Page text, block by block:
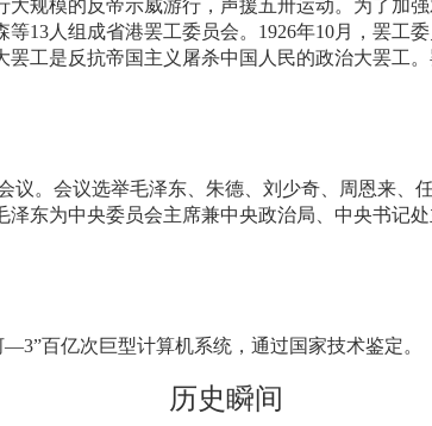
规模的反帝示威游行，声援五卅运动。为了加
13人组成省港罢工委员会。1926年10月，罢工
工是反抗帝国主义屠杀中国人民的政治大罢工
。会议选举毛泽东、朱德、刘少奇、周恩来、
东为中央委员会主席兼中央政治局、中央书记
百亿次巨型计算机系统，通过国家技术鉴定。
历史瞬间